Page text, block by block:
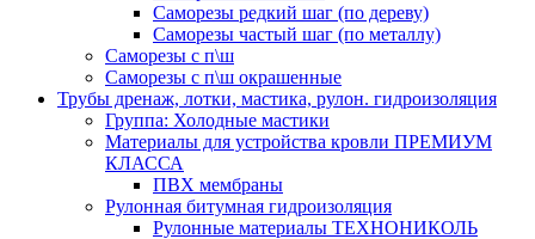
Саморезы редкий шаг (по дереву)
Саморезы частый шаг (по металлу)
Саморезы с п\ш
Саморезы с п\ш окрашенные
Трубы дренаж, лотки, мастика, рулон. гидроизоляция
Группа: Холодные мастики
Материалы для устройства кровли ПРЕМИУМ
КЛАССА
ПВХ мембраны
Рулонная битумная гидроизоляция
Рулонные материалы ТЕХНОНИКОЛЬ